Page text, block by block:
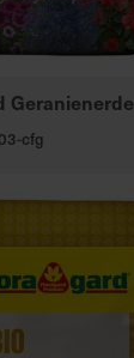
Geranienerde
cfg